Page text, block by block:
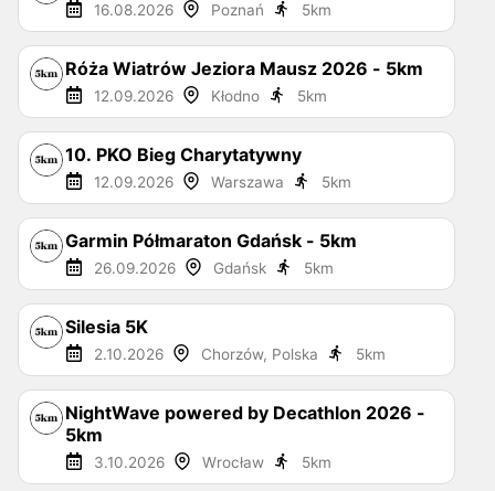
16.08.2026 Poznań 5km
Róża Wiatrów Jeziora Mausz 2026 - 5km
12.09.2026 Kłodno 5km
10. PKO Bieg Charytatywny
12.09.2026 Warszawa 5km
Garmin Półmaraton Gdańsk - 5km
26.09.2026 Gdańsk 5km
Silesia 5K
2.10.2026 Chorzów, Polska 5km
NightWave powered by Decathlon 2026 -
5km
3.10.2026 Wrocław 5km